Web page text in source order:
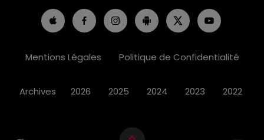
Mentions Légales Politique de Confidentialité
Archives 2026 2025 2024 2023 2022